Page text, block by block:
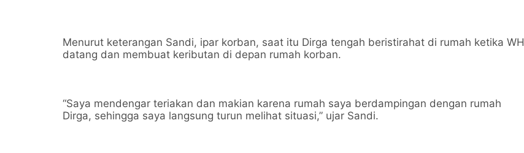
Menurut keterangan Sandi, ipar korban, saat itu Dirga tengah beristirahat di rumah ketika WH
datang dan membuat keributan di depan rumah korban.
“Saya mendengar teriakan dan makian karena rumah saya berdampingan dengan rumah
Dirga, sehingga saya langsung turun melihat situasi,” ujar Sandi.